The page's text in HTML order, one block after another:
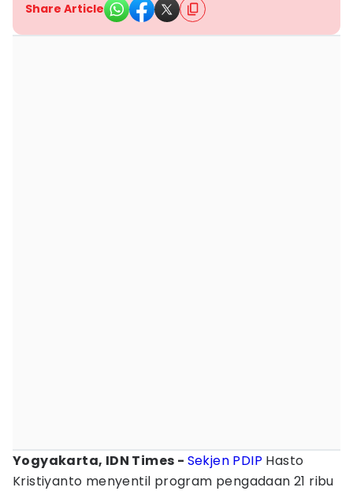
Share Article
Yogyakarta, IDN Times - Sekjen PDIP Hasto
Kristiyanto menyentil program pengadaan 21 ribu